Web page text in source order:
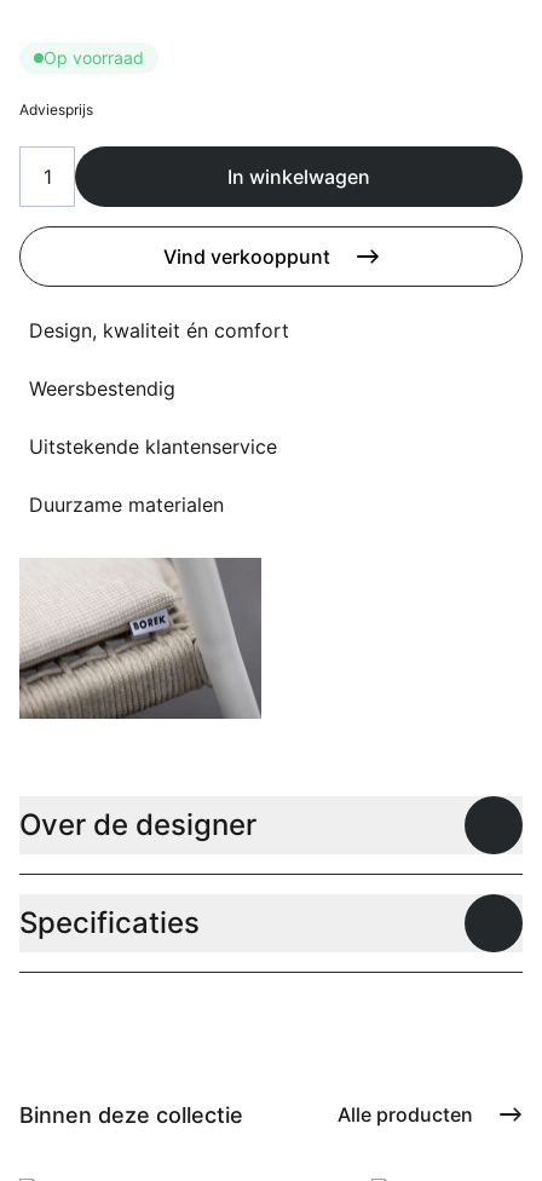
3D modellen
Support
Nieuws
Werken bij
Over ons
Taalkeuze
Op voorraad
Adviesprijs
In winkelwagen
Vind verkooppunt
Design, kwaliteit én comfort
Weersbestendig
Uitstekende klantenservice
Duurzame materialen
Over de designer
Specificaties
Binnen deze collectie Alle producten